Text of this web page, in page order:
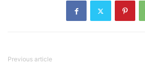
Previous article